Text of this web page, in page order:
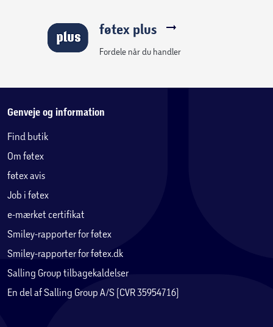
føtex plus
Fordele når du handler
Genveje og information
Find butik
Om føtex
føtex avis
Job i føtex
e-mærket certifikat
Smiley-rapporter for føtex
Smiley-rapporter for føtex.dk
Salling Group tilbagekaldelser
En del af Salling Group A/S (CVR 35954716)